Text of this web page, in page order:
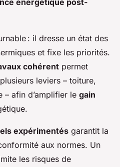
: il dresse un état des
et fixe les priorités.
cohérent permet
leviers – toiture,
– afin d’amplifier le gain
expérimentés garantit la
aux normes. Un
les risques de